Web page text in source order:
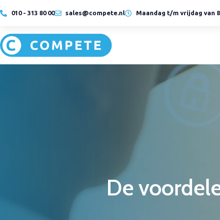
010 - 313 80 00 sales@compete.nl Maandag t/m vrijdag van
Hybride
werken
De